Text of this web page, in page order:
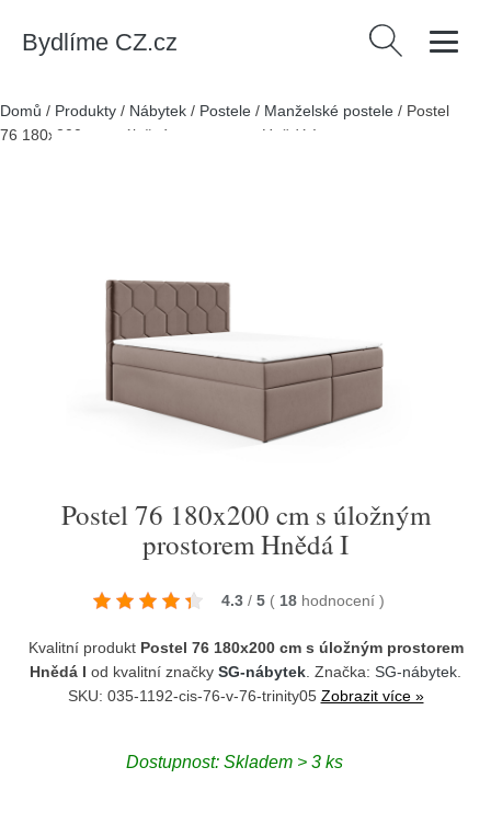
Bydlíme CZ.cz Vyhledávání
Domů / Produkty / Nábytek / Postele / Manželské postele / Postel
76 180x200 cm s úložným prostorem Hnědá I
Postel 76 180x200 cm s úložným
prostorem Hnědá I
4.3 / 5 ( 18 hodnocení )
Kvalitní produkt Postel 76 180x200 cm s úložným prostorem
Hnědá I od kvalitní značky SG-nábytek . Značka: SG-nábytek
SKU: 035-1192-cis-76-v-76-trinity05 Zobrazit více »
Dostupnost: Skladem > 3 ks